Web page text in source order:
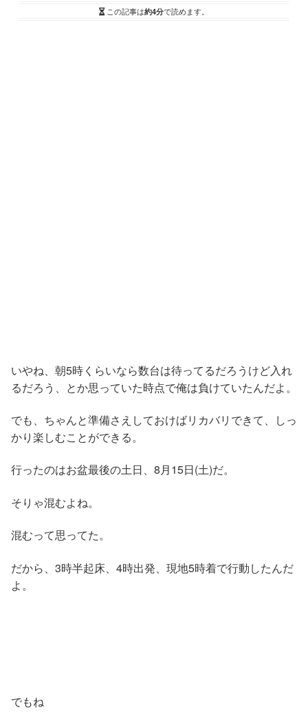
この記事は約4分で読めます。
いやね、朝5時くらいなら数台は待ってるだろうけど入れ
るだろう、とか思っていた時点で俺は負けていたんだよ。
でも、ちゃんと準備さえしておけばリカバリできて、しっ
かり楽しむことができる。
行ったのはお盆最後の土日、8月15日(土)だ。
そりゃ混むよね。
混むって思ってた。
だから、3時半起床、4時出発、現地5時着で行動したんだ
よ。
でもね